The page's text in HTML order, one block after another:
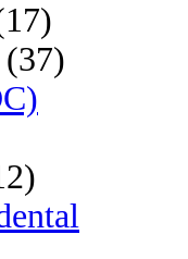
(37)